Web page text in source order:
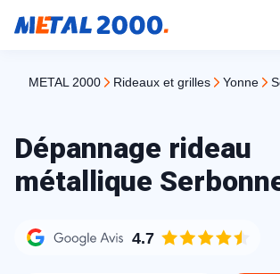
METAL 2000 rideaux et grilles yonne
Dépannage rideau
métallique
4.7